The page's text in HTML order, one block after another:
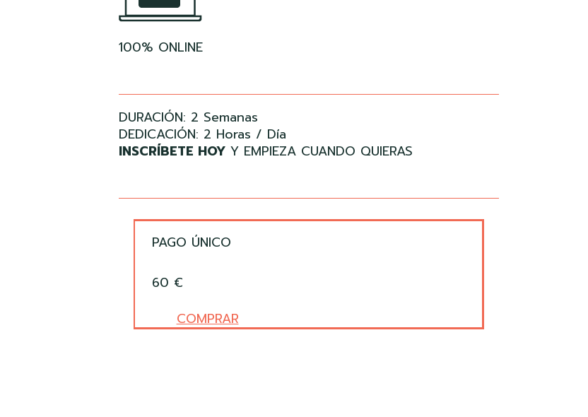
100% ONLINE
DURACIÓN: 2 Semanas
DEDICACIÓN: 2 Horas / Día
INSCRÍBETE HOY Y EMPIEZA CUANDO QUIERAS
PAGO ÚNICO
60 €
COMPRAR